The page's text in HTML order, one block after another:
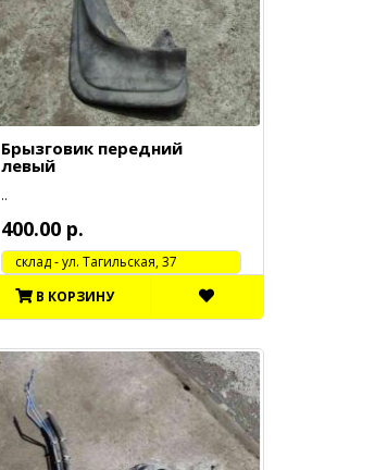
Брызговик передний
левый
..
400.00 р.
cклад - ул. Тагильская, 37
В КОРЗИНУ